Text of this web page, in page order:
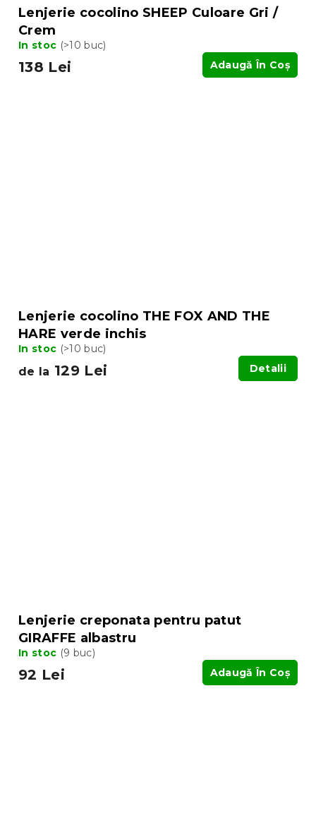
Lenjerie cocolino SHEEP Culoare Gri /
Crem
In stoc (>10 buc)
138 Lei Adaugă În Coş
Lenjerie cocolino THE FOX AND THE
HARE verde inchis
In stoc (>10 buc)
de la 129 Lei Detalii
Lenjerie creponata pentru patut
GIRAFFE albastru
In stoc (9 buc)
92 Lei Adaugă În Coş